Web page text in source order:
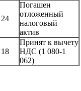
24
Погашен
отложенный
налоговый
актив
18
Принят к вычету
НДС (1 080-1
062)